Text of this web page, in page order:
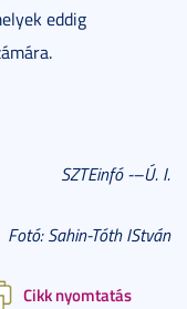
eddig
SZTEinfó -–Ú. I.
Fotó: Sahin-Tóth IStván
Cikk nyomtatás